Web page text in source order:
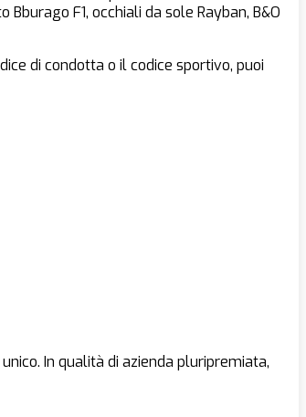
F1, occhiali da sole Rayban, B&O
di condotta o il codice sportivo, puoi
In qualità di azienda pluripremiata,